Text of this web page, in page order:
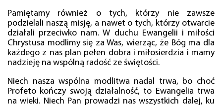
Pamiętamy również o tych, którzy nie zawsze
podzielali naszą misję, a nawet o tych, którzy otwarcie
działali przeciwko nam. W duchu Ewangelii i miłości
Chrystusa modlimy się za Was, wierząc, że Bóg ma dla
każdego z nas plan pełen dobra i miłosierdzia i mamy
nadzieję na wspólną radość ze świętości.
Niech nasza wspólna modlitwa nadal trwa, bo choć
Profeto kończy swoją działalność, to Ewangelia trwa
na wieki. Niech Pan prowadzi nas wszystkich dalej, ku